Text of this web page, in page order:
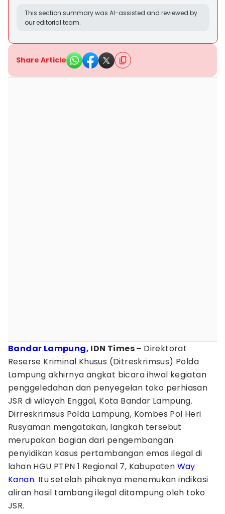
This section summary was AI-assisted and reviewed by
our editorial team.
Share Article
Bandar Lampung, IDN Times – Direktorat
Reserse Kriminal Khusus (Ditreskrimsus) Polda
Lampung akhirnya angkat bicara ihwal kegiatan
penggeledahan dan penyegelan toko perhiasan
JSR di wilayah Enggal, Kota Bandar Lampung.
Dirreskrimsus Polda Lampung, Kombes Pol Heri
Rusyaman mengatakan, langkah tersebut
merupakan bagian dari pengembangan
penyidikan kasus pertambangan emas ilegal di
lahan HGU PTPN 1 Regional 7, Kabupaten Way
Kanan. Itu setelah pihaknya menemukan indikasi
aliran hasil tambang ilegal ditampung oleh toko
JSR.